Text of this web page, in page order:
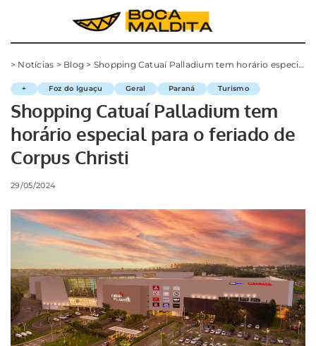
> Notícias > Blog > Shopping Catuaí Palladium tem horário especial para o feriado de Corpus Christi
+ Foz do Iguaçu Geral Paraná Turismo
Shopping Catuaí Palladium tem
horário especial para o feriado de
Corpus Christi
29/05/2024